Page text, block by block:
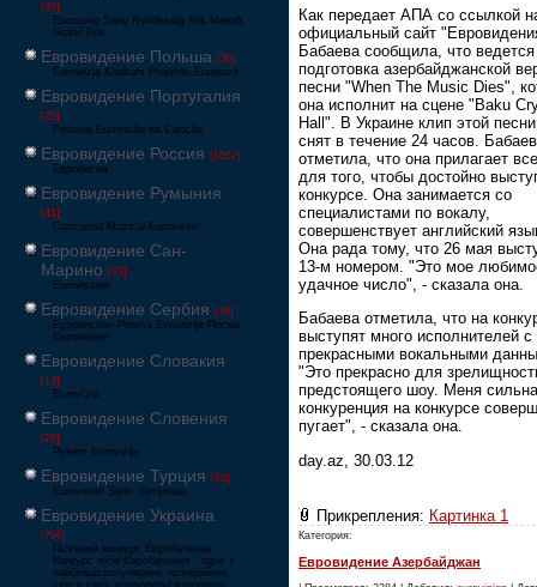
[39]
Eurosong Sang Ryddesalg Nrk Melodi
Grand Prix
Евровидение Польша [36]
Eurowizja Konkurs Piosenki Eurowizji
Евровидение Португалия
[25]
Festival Eurovisão da Canção
Евровидение Россия [1062]
Европесня
Евровидение Румыния
[41]
Concursul Muzical Eurovision
Евровидение Сан-
Марино [23]
Eurovisione
Евровидение Сербия [39]
Еуровисион Pesma Evrovizije Песма
Евровизије
Евровидение Словакия
[13]
Eurovízia
Евровидение Словения
[26]
Pesem Evrovizije
Евровидение Турция [66]
Eurovision Şarkı Yarışması
Евровидение Украина
[796]
Пісенний конкурс Євробачення
Конкурс пісні Євробачення - одне з
найбільш популярних телевізійних
шоу в світі, проводиться щорічно,
Как передает АПА со ссылкой
официальный сайт
Бабаева сообщила, что ведется
подготовка азербайджанской
песни "When The Music Dies",
она исполнит на сцене "Baku
Hall". В Украине клип этой
снят в течение 24 часов.
отметила, что она прилагает
для того, чтобы достойно
конкурсе. Она занимается со
специалистами по вокалу,
совершенствует английский
Она рада тому, что 26 мая
13-м номером. "Это мое
удачное число", - сказала она.
Бабаева отметила, что на
выступят много исполнителей с
прекрасными вокальными
"Это прекрасно для
предстоящего шоу. Меня
конкуренция на конкурсе
пугает", - сказала она.
day.az, 30.03.12
Прикрепления: Картинка 1
Категория:
Евровидение Азербайджан